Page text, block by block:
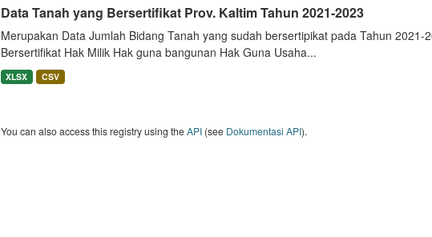
Data Tanah yang Bersertifikat Prov. Kaltim Tahun 2021-2023
Merupakan Data Jumlah Bidang Tanah yang sudah bersertipikat pada Tahun 2021-
Bersertifikat Hak Milik Hak guna bangunan Hak Guna Usaha...
XLSX CSV
You can also access this registry using theAPI(see Dokumentasi API).